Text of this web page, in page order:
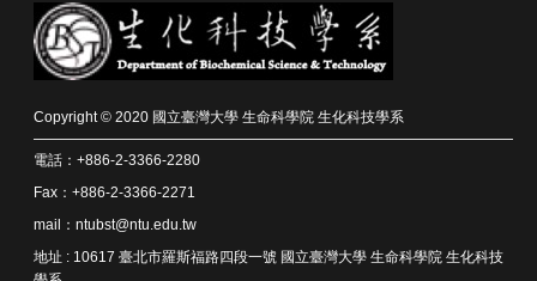
回
首
頁
臺
大
首
頁
生
科
Copyright © 2020 國立臺灣大學 生命科學院 生化科技學系
電話：+886-2-3366-2280
Fax：+886-2-3366-2271
mail：ntubst@ntu.edu.tw
地址 : 10617 臺北市羅斯福路四段一號 國立臺灣大學 生命科學院 生化科技